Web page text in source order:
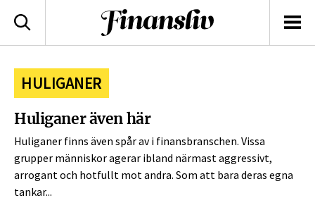
logotyp
Sök
HULIGANER
Huliganer även här
Huliganer finns även spår av i finansbranschen. Vissa
grupper människor agerar ibland närmast aggressivt,
arrogant och hotfullt mot andra. Som att bara deras egna
tankar...